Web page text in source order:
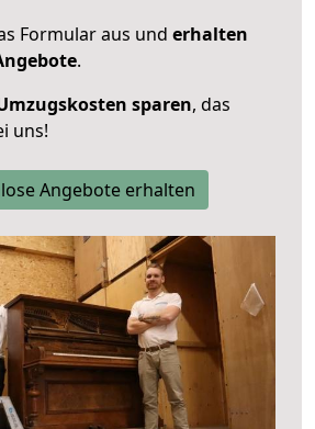
Formular aus und erhalten
.
sparen, das
uns!
Angebote erhalten